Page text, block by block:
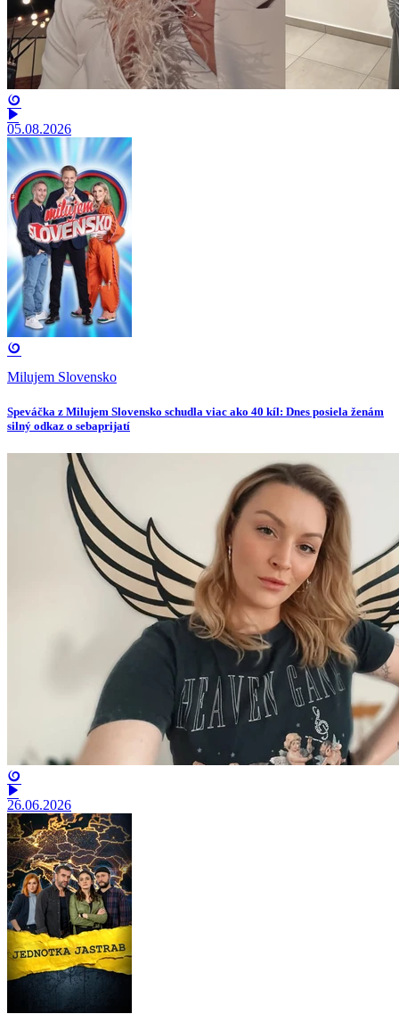
05.08.2026
Milujem Slovensko
Speváčka z Milujem Slovensko schudla viac ako 40 kíl: Dnes posiela ženám
silný odkaz o sebaprijatí
26.06.2026